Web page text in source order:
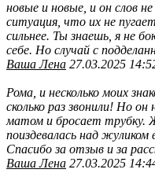
новые и новые, и он слов
ситуация, что их не
сильнее. Ты знаешь, я не
себе. Но случай с
Ваша Лена 27.03.2025
Рома, и несколько моих
сколько раз звонили! Но
матом и бросает трубку.
поиздевалась над жуликом
Спасибо за отзыв и за
Ваша Лена 27.03.2025